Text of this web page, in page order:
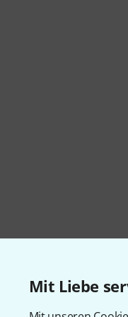
Mit Liebe